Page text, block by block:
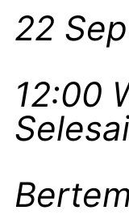
22
12:00
Selesai